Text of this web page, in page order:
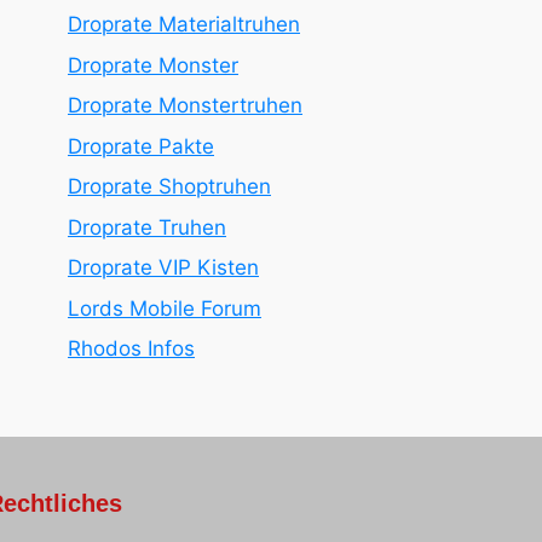
Droprate Materialtruhen
Droprate Monster
Droprate Monstertruhen
Droprate Pakte
Droprate Shoptruhen
Droprate Truhen
Droprate VIP Kisten
Lords Mobile Forum
Rhodos Infos